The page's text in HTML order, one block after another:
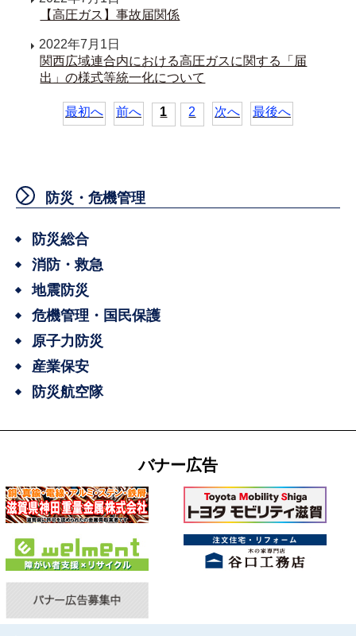
【高圧ガス】事故届関係
2022年7月1日
関西広域連合内における高圧ガスに関する「届
出」の様式等統一化について
最初へ 前へ 1 2 次へ 最後へ
防災・危機管理
防災総合
消防・救急
地震防災
危機管理・国民保護
原子力防災
産業保安
防災航空隊
バナー広告